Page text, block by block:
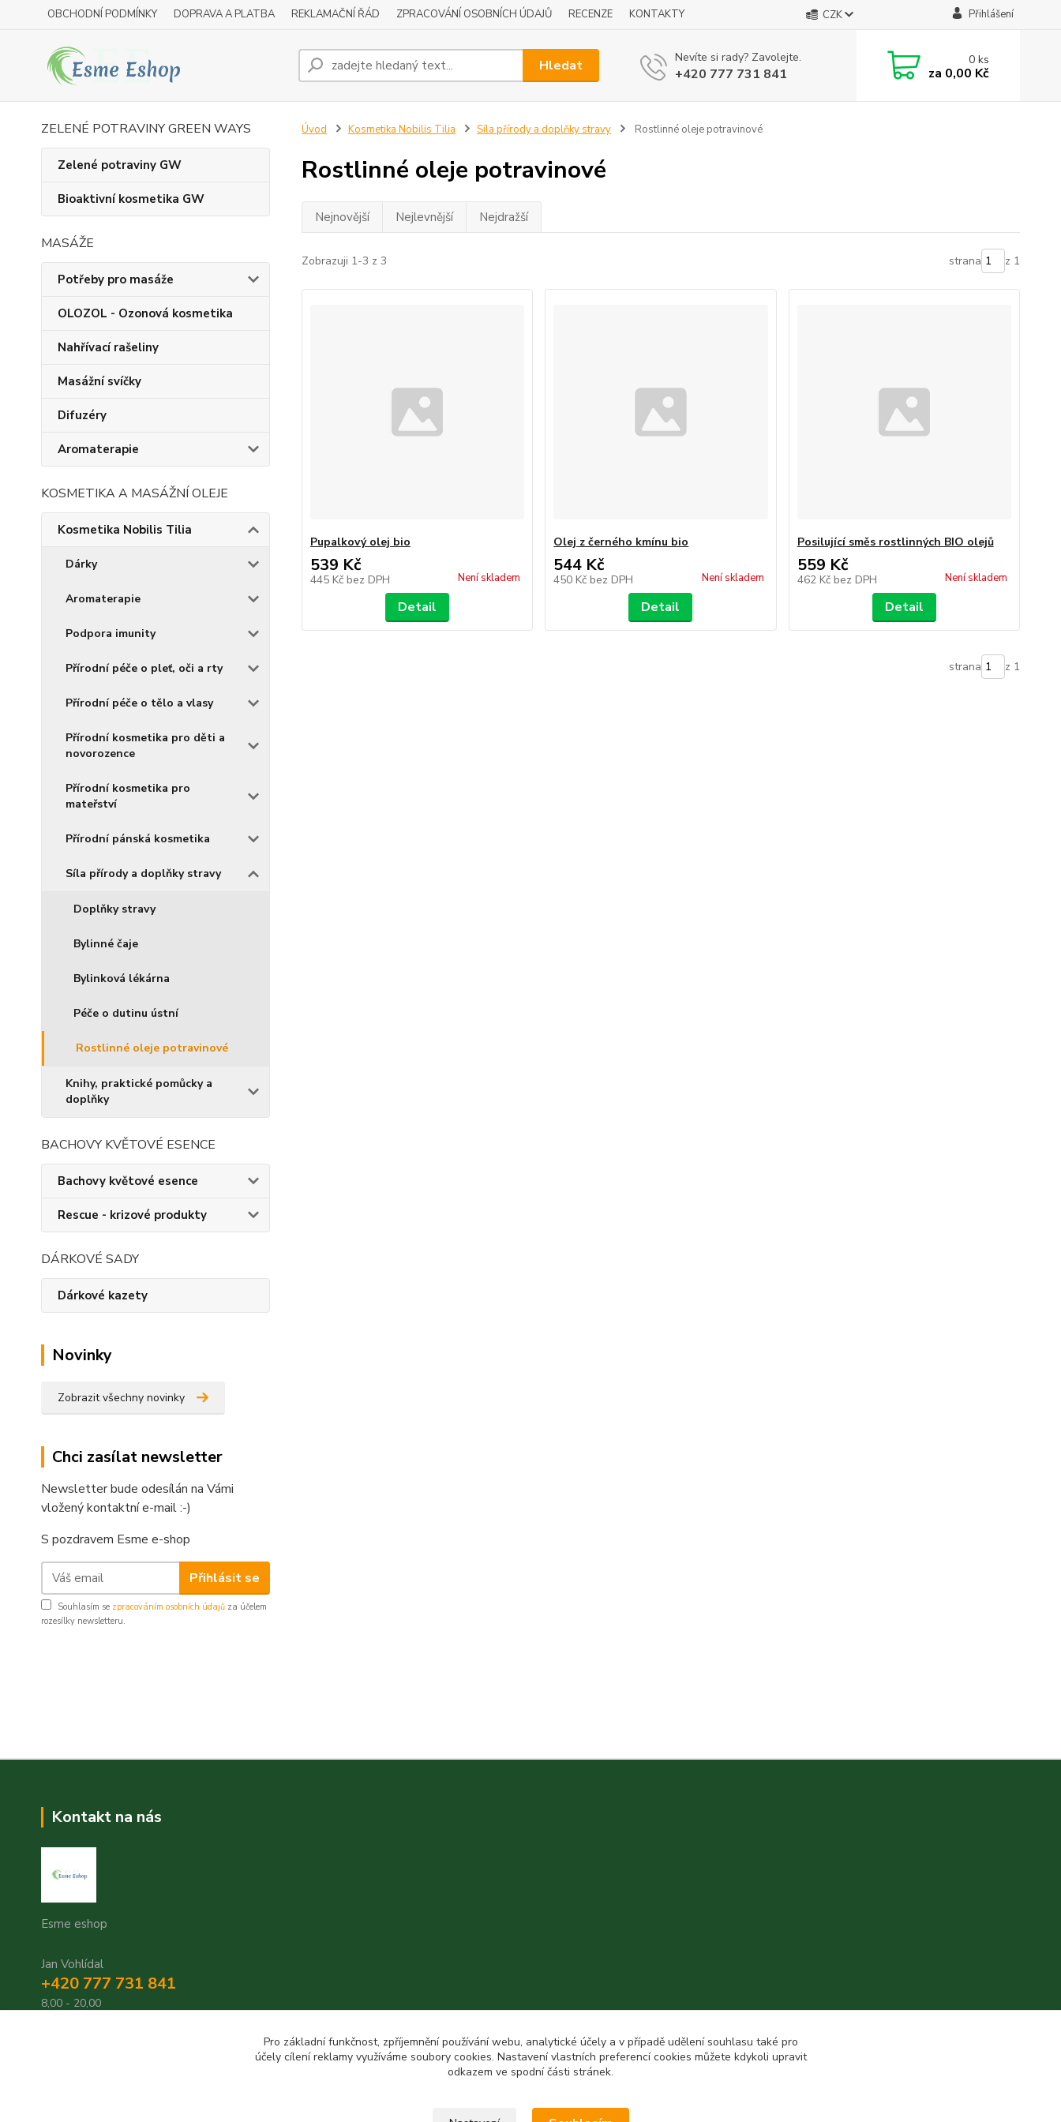
OBCHODNÍ PODMÍNKY DOPRAVA A PLATBA REKLAMAČNÍ ŘÁD ZPRACOVÁNÍ OSOBNÍCH ÚDAJŮ RECENZE KONTAKTY CZK Přihlášení
Hledat Nevíte si rady? Zavolejte.
+420 777 731 841
0ks
za 0,00 Kč
ZELENÉ POTRAVINY GREEN WAYS
Zelené potraviny GW
Bioaktivní kosmetika GW
MASÁŽE
Potřeby pro masáže
OLOZOL - Ozonová kosmetika
Nahřívací rašeliny
Masážní svíčky
Difuzéry
Aromaterapie
KOSMETIKA A MASÁŽNÍ OLEJE
Kosmetika Nobilis Tilia
Dárky
Aromaterapie
Podpora imunity
Přírodní péče o pleť, oči a rty
Přírodní péče o tělo a vlasy
Přírodní kosmetika pro děti a
novorozence
Přírodní kosmetika pro
mateřství
Přírodní pánská kosmetika
Síla přírody a doplňky stravy
Doplňky stravy
Bylinné čaje
Bylinková lékárna
Péče o dutinu ústní
Rostlinné oleje potravinové
Knihy, praktické pomůcky a
doplňky
BACHOVY KVĚTOVÉ ESENCE
Bachovy květové esence
Rescue - krizové produkty
DÁRKOVÉ SADY
Dárkové kazety
Novinky
Zobrazit všechny novinky
Chci zasílat newsletter
Newsletter bude odesílán na Vámi
vložený kontaktní e-mail :-)
S pozdravem Esme e-shop
Přihlásit se
Souhlasím se zpracováním osobních údajů za účelem
rozesílky newsletteru.
Úvod Kosmetika Nobilis Tilia Síla přírody a doplňky stravy Rostlinné oleje potravinové
Rostlinné oleje potravinové
Nejnovější Nejlevnější Nejdražší
Zobrazuji 1-3 z 3 strana z 1
Pupalkový olej bio
539 Kč
445 Kč bez DPH Není skladem
Detail
Olej z černého kmínu bio
544 Kč
450 Kč bez DPH Není skladem
Detail
Posilující směs rostlinných BIO olejů
559 Kč
462 Kč bez DPH Není skladem
Detail
strana z 1
Kontakt na nás
Esme eshop
Jan Vohlídal
+420 777 731 841
8,00 - 20,00
Pro základní funkčnost, zpříjemnění používání webu, analytické účely a v případě udělení souhlasu také pro
účely cílení reklamy využíváme soubory cookies. Nastavení vlastních preferencí cookies můžete kdykoli upravit
odkazem ve spodní části stránek.